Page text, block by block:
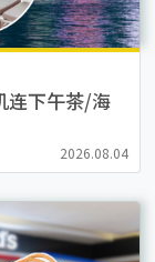
连下午茶/海
2026.08.04